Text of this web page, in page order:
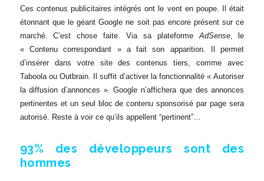
Ces contenus publicitaires intégrés ont le vent en poupe. Il était
étonnant que le géant Google ne soit pas encore présent sur ce
marché. C’est chose faite. Via sa plateformeAdSense, le
« Contenu correspondant » a fait son apparition. Il permet
d’insérer dans votre site des contenus tiers, comme avec
Taboola ou Outbrain. Il suffit d’activer la fonctionnalité « Autoriser
la diffusion d’annonces ». Google n’affichera que des annonces
pertinentes et un seul bloc de contenu sponsorisé par page sera
autorisé. Reste à voir ce qu’ils appellent “pertinent”…
93% des développeurs sont des
hommes